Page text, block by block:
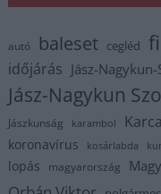
autó baleset cegléd
időjárás Jász-
Jász-Nagykun
Jászkunság karambol
koronavírus kosárlabda
lopás magyarország